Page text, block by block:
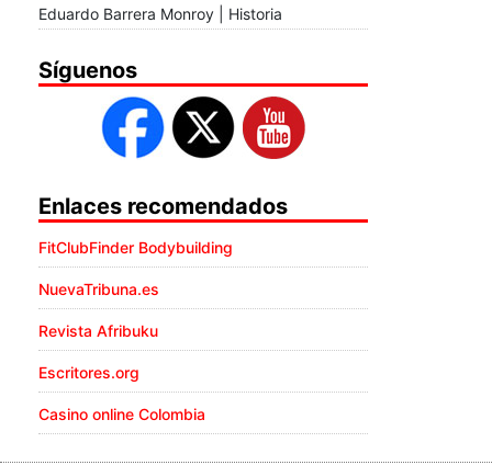
Eduardo Barrera Monroy | Historia
Síguenos
Enlaces recomendados
FitClubFinder Bodybuilding
NuevaTribuna.es
Revista Afribuku
Escritores.org
Casino online Colombia